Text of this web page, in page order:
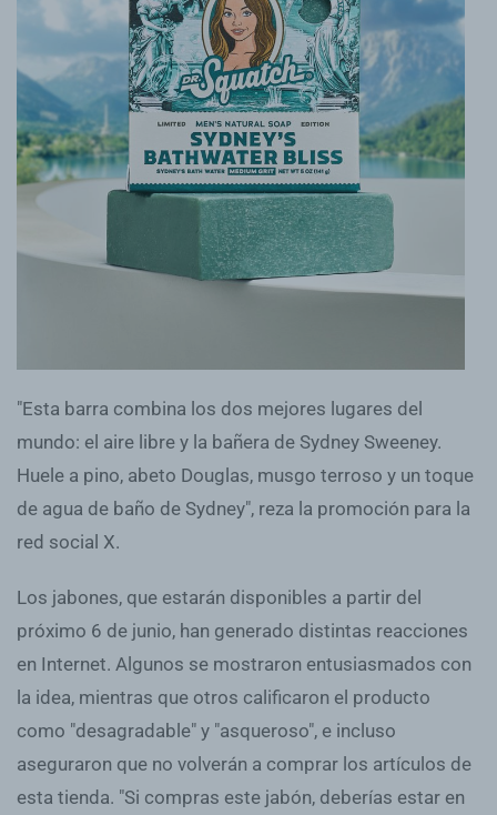
"Esta barra combina los dos mejores lugares del
mundo: el aire libre y la bañera de Sydney Sweeney.
Huele a pino, abeto Douglas, musgo terroso y un toque
de agua de baño de Sydney", reza la promoción para la
red social X.
Los jabones, que estarán disponibles a partir del
próximo 6 de junio, han generado distintas reacciones
en Internet. Algunos se mostraron entusiasmados con
la idea, mientras que otros calificaron el producto
como "desagradable" y "asqueroso", e incluso
aseguraron que no volverán a comprar los artículos de
esta tienda. "Si compras este jabón, deberías estar en